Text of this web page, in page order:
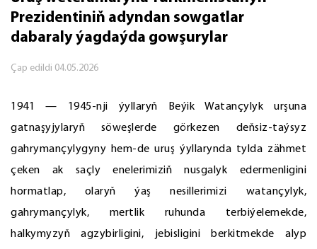
Prezidentiniň adyndan sowgatlar
dabaraly ýagdaýda gowşurylar
Çap edildi 04.05.2026
1941 — 1945-nji ýyllaryň Beýik Watançylyk urşuna
gatnaşyjylaryň söweşlerde görkezen deňsiz-taýsyz
gahrymançylygyny hem-de uruş ýyllarynda tylda zähmet
çeken ak saçly enelerimiziň nusgalyk edermenligini
hormatlap, olaryň ýaş nesillerimizi watançylyk,
gahrymançylyk, mertlik ruhunda terbiýelemekde,
halkymyzyň agzybirligini, jebisligini berkitmekde alyp